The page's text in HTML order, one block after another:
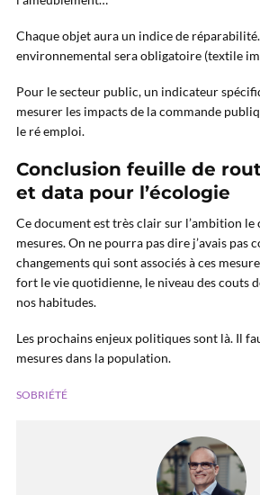
Chaque objet aura un indice de réparabilité.
environnemental sera obligatoire (textile
Pour le secteur public, un indicateur
mesurer les impacts de la commande
le ré emploi.
Conclusion feuille de
et data pour l’écologie
Ce document est très clair sur l’ambition le
mesures. On ne pourra pas dire j’avais pas
changements qui sont associés à ces
fort le vie quotidienne, le niveau des couts
nos habitudes.
Les prochains enjeux politiques sont là. Il
mesures dans la population.
SOBRIÉTÉ